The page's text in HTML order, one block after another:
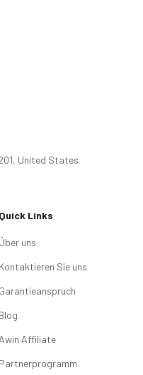
United States
Quick Links
Über uns
Kontaktieren Sie uns
Garantieanspruch
Blog
Awin Affiliate
Partnerprogramm